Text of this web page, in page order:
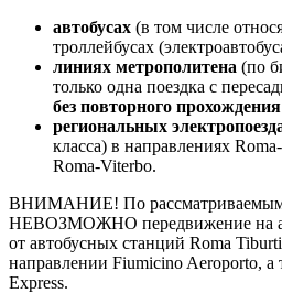
автобусах (в том числе
троллейбусах
линиях метрополитена (по
только одна поездка с
без повторного
региональных
класса) в направлениях
Roma-Viterbo.
ВНИМАНИЕ! По рассматриваемым
НЕВОЗМОЖНО передвижение на
от автобусных станций Roma
направлении Fiumicino Aeroporto, а
Express.